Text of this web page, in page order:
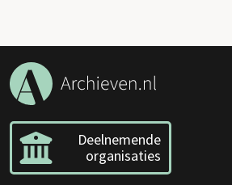
Deelnemende
organisaties